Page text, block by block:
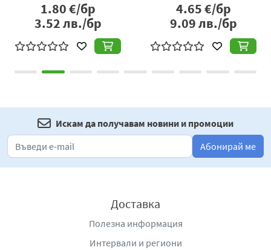
1.80€/бр
3.52лв./бр
4.65€/бр
9.09лв./бр
Искам да получавам новини и промоции
Абонирай ме
Доставка
Полезна информация
Интервали и региони